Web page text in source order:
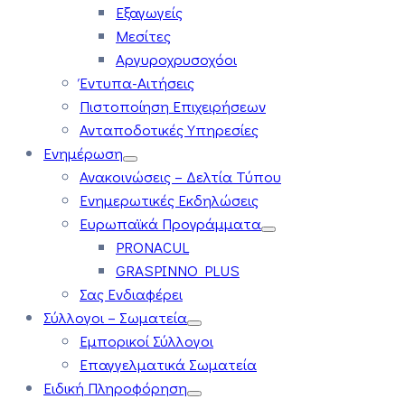
Εξαγωγείς
Μεσίτες
Αργυροχρυσοχόοι
Έντυπα-Αιτήσεις
Πιστοποίηση Επιχειρήσεων
Ανταποδοτικές Υπηρεσίες
Ενημέρωση
Ανακοινώσεις – Δελτία Τύπου
Ενημερωτικές Εκδηλώσεις
Ευρωπαϊκά Προγράμματα
PRONACUL
GRASPINNO PLUS
Σας Ενδιαφέρει
Σύλλογοι – Σωματεία
Εμπορικοί Σύλλογοι
Επαγγελματικά Σωματεία
Ειδική Πληροφόρηση